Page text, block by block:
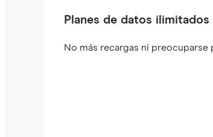
Planes de datos ilimitados
No más recargas ni